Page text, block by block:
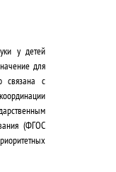
у детей
для
связана с
(ФГОС